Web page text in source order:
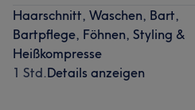
Haarschnitt, Waschen, Bart,
Bartpflege, Föhnen, Styling &
Heißkompresse
1 Std.Details anzeigen